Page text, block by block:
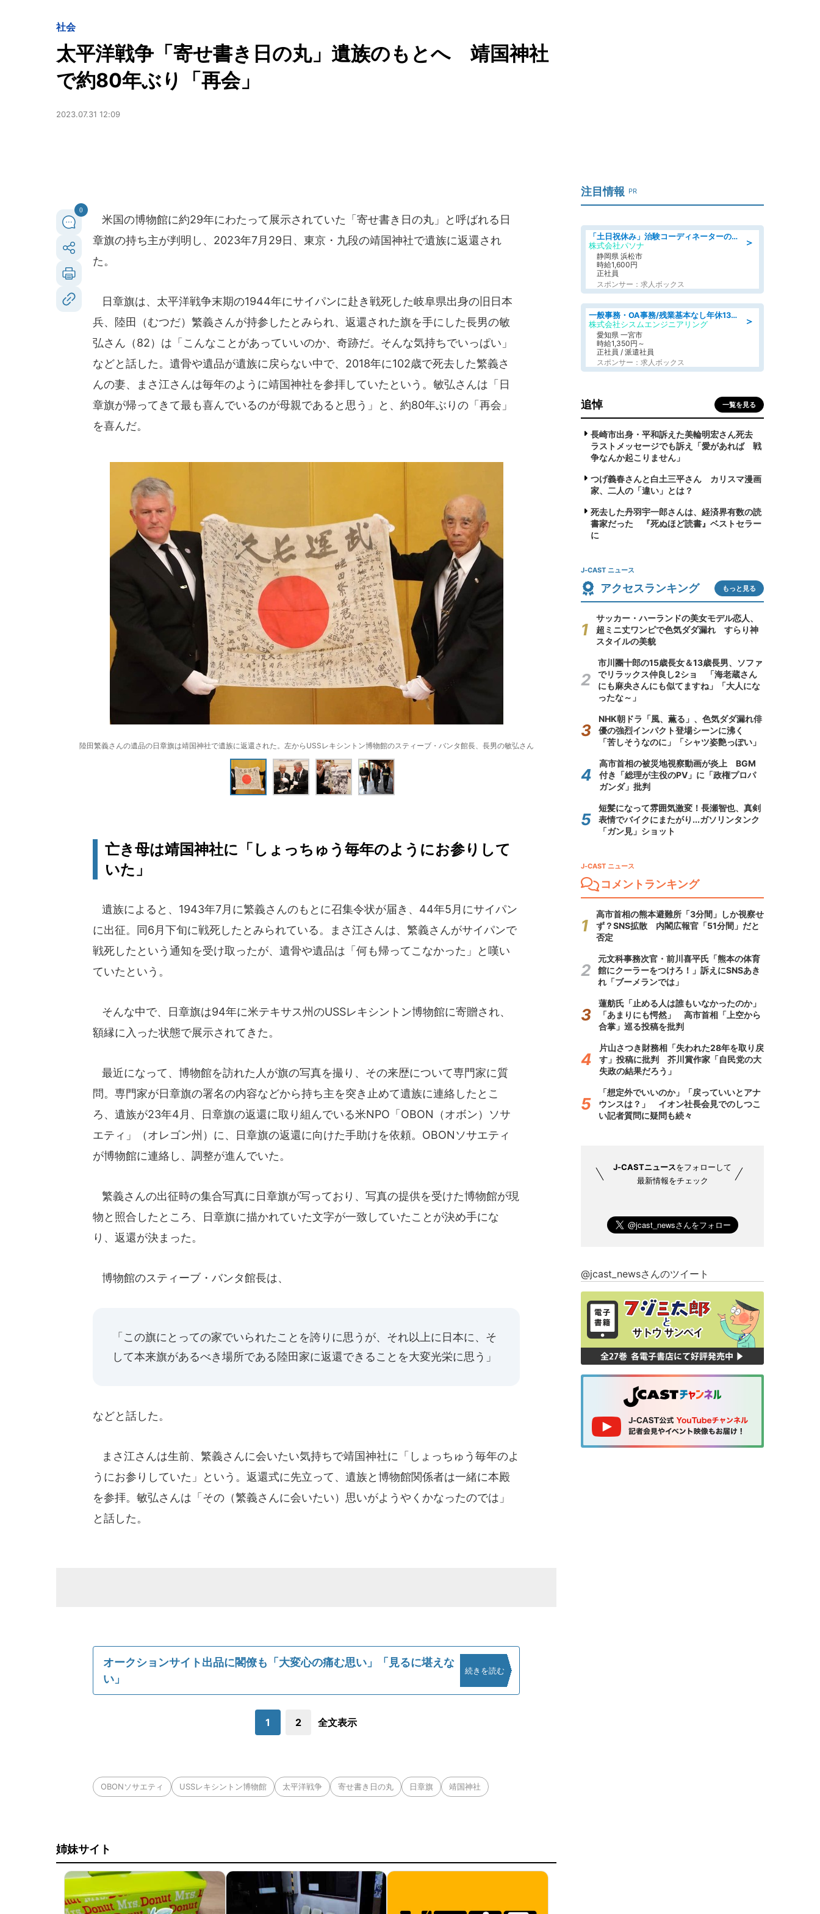
社会
太平洋戦争「寄せ書き日の丸」遺族のもとへ 靖国神社
で約80年ぶり「再会」
2023.07.31 12:09
0
米国の博物館に約29年にわたって展示されていた「寄せ書き日の丸」と呼ばれる日
章旗の持ち主が判明し、2023年7月29日、東京・九段の靖国神社で遺族に返還され
た。
日章旗は、太平洋戦争末期の1944年にサイパンに赴き戦死した岐阜県出身の旧日本
兵、陸田（むつだ）繁義さんが持参したとみられ、返還された旗を手にした長男の敏
弘さん（82）は「こんなことがあっていいのか、奇跡だ。そんな気持ちでいっぱい」
などと話した。遺骨や遺品が遺族に戻らない中で、2018年に102歳で死去した繁義さ
んの妻、まさ江さんは毎年のように靖国神社を参拝していたという。敏弘さんは「日
章旗が帰ってきて最も喜んでいるのが母親であると思う」と、約80年ぶりの「再会」
を喜んだ。
陸田繁義さんの遺品の日章旗は靖国神社で遺族に返還された。左からUSSレキシントン博物館のスティーブ・バンタ館長、長男の敏弘さん
亡き母は靖国神社に「しょっちゅう毎年のようにお参りして
いた」
遺族によると、1943年7月に繁義さんのもとに召集令状が届き、44年5月にサイパン
に出征。同6月下旬に戦死したとみられている。まさ江さんは、繁義さんがサイパンで
戦死したという通知を受け取ったが、遺骨や遺品は「何も帰ってこなかった」と嘆い
ていたという。
そんな中で、日章旗は94年に米テキサス州のUSSレキシントン博物館に寄贈され、
額縁に入った状態で展示されてきた。
最近になって、博物館を訪れた人が旗の写真を撮り、その来歴について専門家に質
問。専門家が日章旗の署名の内容などから持ち主を突き止めて遺族に連絡したとこ
ろ、遺族が23年4月、日章旗の返還に取り組んでいる米NPO「OBON（オボン）ソサ
エティ」（オレゴン州）に、日章旗の返還に向けた手助けを依頼。OBONソサエティ
が博物館に連絡し、調整が進んでいた。
繁義さんの出征時の集合写真に日章旗が写っており、写真の提供を受けた博物館が現
物と照合したところ、日章旗に描かれていた文字が一致していたことが決め手にな
り、返還が決まった。
博物館のスティーブ・バンタ館長は、
「この旗にとっての家でいられたことを誇りに思うが、それ以上に日本に、そ
して本来旗があるべき場所である陸田家に返還できることを大変光栄に思う」
などと話した。
まさ江さんは生前、繁義さんに会いたい気持ちで靖国神社に「しょっちゅう毎年のよ
うにお参りしていた」という。返還式に先立って、遺族と博物館関係者は一緒に本殿
を参拝。敏弘さんは「その（繁義さんに会いたい）思いがようやくかなったのでは」
と話した。
オークションサイト出品に閣僚も「大変心の痛む思い」「見るに堪えな
い」
続きを読む
1 2 全文表示
OBONソサエティ USSレキシントン博物館 太平洋戦争 寄せ書き日の丸 日章旗 靖国神社
姉妹サイト
注目情報 PR
＞
「土日祝休み」治験コーディネーターのお仕事/未経験OK
株式会社パソナ
静岡県 浜松市
時給1,600円
正社員
スポンサー：求人ボックス
＞
一般事務・OA事務/残業基本なし年休130日社保完備の一般・調達事務
株式会社シスムエンジニアリング
愛知県 一宮市
時給1,350円～
正社員 / 派遣社員
スポンサー：求人ボックス
追悼 一覧を見る
長崎市出身・平和訴えた美輪明宏さん死去
ラストメッセージでも訴え「愛があれば 戦
争なんか起こりません」
つげ義春さんと白土三平さん カリスマ漫画
家、二人の「違い」とは？
死去した丹羽宇一郎さんは、経済界有数の読
書家だった 『死ぬほど読書』ベストセラー
に
J-CAST ニュース
アクセスランキング もっと見る
サッカー・ハーランドの美女モデル恋人、
超ミニ丈ワンピで色気ダダ漏れ すらり神
スタイルの美貌
市川團十郎の15歳長女＆13歳長男、ソファ
でリラックス仲良し2ショ 「海老蔵さん
にも麻央さんにも似てますね」「大人にな
ったな～」
NHK朝ドラ「風、薫る」、色気ダダ漏れ俳
優の強烈インパクト登場シーンに沸く
「苦しそうなのに」「シャツ姿艶っぽい」
高市首相の被災地視察動画が炎上 BGM
付き「総理が主役のPV」に「政権プロパ
ガンダ」批判
短髪になって雰囲気激変！長瀬智也、真剣
表情でバイクにまたがり...ガソリンタンク
「ガン見」ショット
J-CAST ニュース
コメントランキング
高市首相の熊本避難所「3分間」しか視察せ
ず？SNS拡散 内閣広報官「51分間」だと
否定
元文科事務次官・前川喜平氏「熊本の体育
館にクーラーをつけろ！」訴えにSNSあき
れ「ブーメランでは」
蓮舫氏「止める人は誰もいなかったのか」
「あまりにも愕然」 高市首相「上空から
合掌」巡る投稿を批判
片山さつき財務相「失われた28年を取り戻
す」投稿に批判 芥川賞作家「自民党の大
失政の結果だろう」
「想定外でいいのか」「戻っていいとアナ
ウンスは？」 イオン社長会見でのしつこ
い記者質問に疑問も続々
J-CASTニュースをフォローして
最新情報をチェック
@jcast_newsさんのツイート